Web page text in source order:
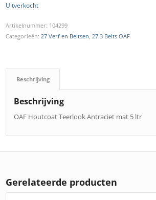
Uitverkocht
Artikelnummer: 104299
Categorieën: 27 Verf en Beitsen 27.3 Beits OAF
Beschrijving
Beschrijving
OAF Houtcoat Teerlook Antraciet mat 5 ltr
Gerelateerde producten